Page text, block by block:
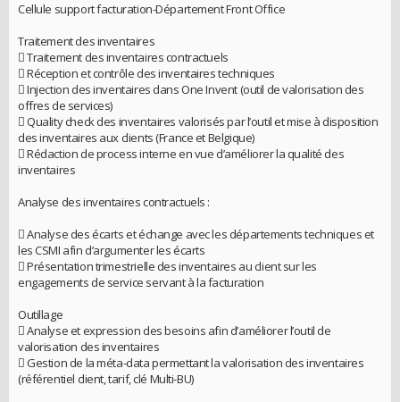
Cellule support facturation-Département Front Office
Traitement des inventaires
 Traitement des inventaires contractuels
 Réception et contrôle des inventaires techniques
 Injection des inventaires dans One Invent (outil de valorisation des
offres de services)
 Quality check des inventaires valorisés par l’outil et mise à disposition
des inventaires aux clients (France et Belgique)
 Rédaction de process interne en vue d’améliorer la qualité des
inventaires
Analyse des inventaires contractuels :
 Analyse des écarts et échange avec les départements techniques et
les CSMI afin d’argumenter les écarts
 Présentation trimestrielle des inventaires au client sur les
engagements de service servant à la facturation
Outillage
 Analyse et expression des besoins afin d’améliorer l’outil de
valorisation des inventaires
 Gestion de la méta-data permettant la valorisation des inventaires
(référentiel client, tarif, clé Multi-BU)